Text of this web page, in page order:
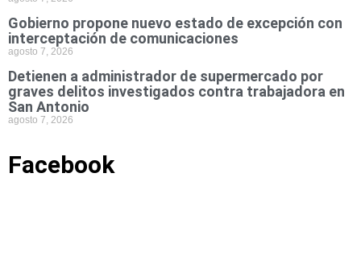
Gobierno propone nuevo estado de excepción con
interceptación de comunicaciones
agosto 7, 2026
Detienen a administrador de supermercado por
graves delitos investigados contra trabajadora en
San Antonio
agosto 7, 2026
Facebook